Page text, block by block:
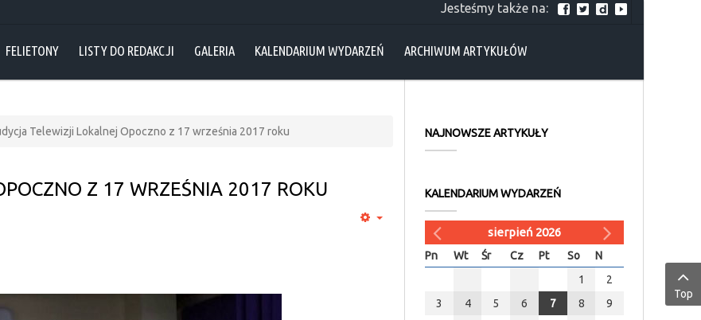
Jesteśmy także na:
FELIETONY LISTY DO REDAKCJI GALERIA KALENDARIUM WYDARZEŃ ARCHIWUM ARTYKUŁÓW
Telewizji Lokalnej Opoczno z 17 września 2017 roku
Z 17 WRZEŚNIA 2017 ROKU
NAJNOWSZE ARTYKUŁY
KALENDARIUM WYDARZEŃ
sierpień 2026
Pn Wt Śr Cz Pt So
N
1
2
3
4 5 6 7 8
9
Top